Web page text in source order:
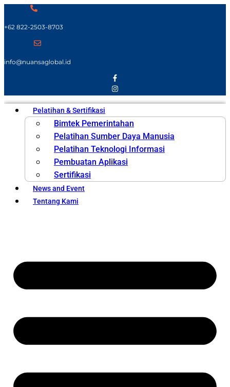
+62 822-2503-8703
info@nuansaglobal.id
Pelatihan & Sertifikasi
Bimtek Pemerintahan
Pelatihan Sumber Daya Manusia
Pelatihan Teknologi Informasi
Pembuatan Aplikasi
Sertifikasi
News and Event
Tentang Kami